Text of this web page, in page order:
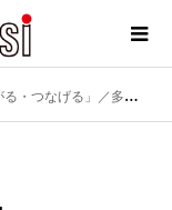
る」／多摩市まちゼミ